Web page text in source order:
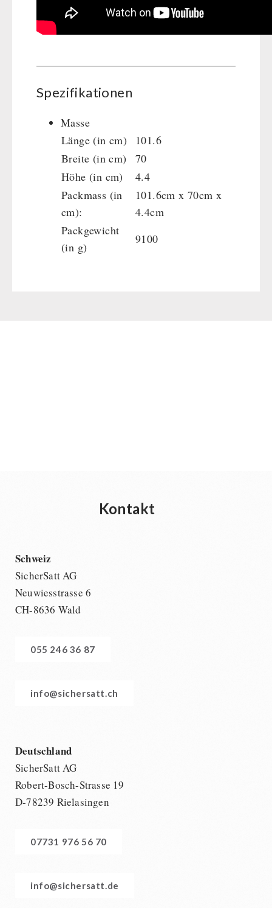
Spezifikationen
Masse
Länge (in cm)
101.6
Breite (in cm)
70
Höhe (in cm)
4.4
Packmass (in
cm):
101.6cm x 70cm x
4.4cm
Packgewicht
(in g)
9100
Kontakt
Schweiz
SicherSatt AG
Neuwiesstrasse 6
CH-8636 Wald
055 246 36 87
info@sichersatt.ch
Deutschland
SicherSatt AG
Robert-Bosch-Strasse 19
D-78239 Rielasingen
07731 976 56 70
info@sichersatt.de